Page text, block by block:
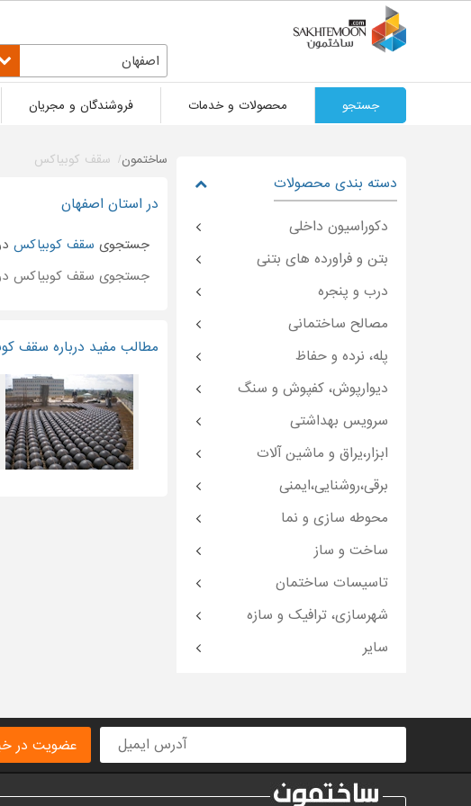
اصفهان
جستجو محصولات و خدمات فروشندگان و مجریان
ساختمون سقف کوبیاکس
در استان اصفهان
جستجوی سقف کوبیاکس
جستجوی سقف کوبیاکس
مطالب مفید درباره سقف
دسته بندی محصولات
دکوراسیون داخلی
بتن و فراورده های بتنی
درب و پنجره
مصالح ساختمانی
پله، نرده و حفاظ
دیوارپوش، کفپوش و سنگ
سرویس بهداشتی
ابزار،یراق و ماشین آلات
برقی،روشنایی،ایمنی
محوطه سازی و نما
ساخت و ساز
تاسیسات ساختمان
شهرسازی، ترافیک و سازه
سایر
عضویت در